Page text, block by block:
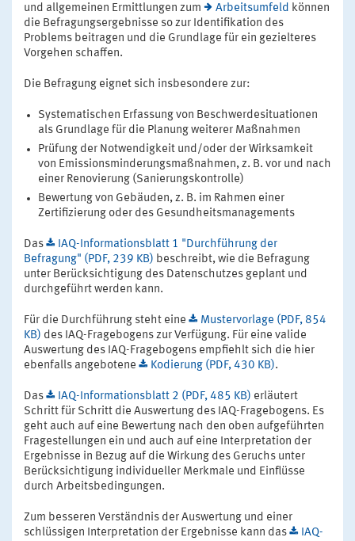
und allgemeinen Ermittlungen zum
Arbeitsumfeld können
die Befragungsergebnisse so zur Identifikation des
Problems beitragen und die Grundlage für ein gezielteres
Vorgehen schaffen.
Die Befragung eignet sich insbesondere zur:
Systematischen Erfassung von Beschwerdesituationen
als Grundlage für die Planung weiterer Maßnahmen
Prüfung der Notwendigkeit und/oder der Wirksamkeit
von Emissionsminderungsmaßnahmen, z. B. vor und nach
einer Renovierung (Sanierungskontrolle)
Bewertung von Gebäuden, z. B. im Rahmen einer
Zertifizierung oder des Gesundheitsmanagements
Das
IAQ-Informationsblatt 1 "Durchführung der
Befragung" (PDF, 239 KB) beschreibt, wie die Befragung
unter Berücksichtigung des Datenschutzes geplant und
durchgeführt werden kann.
Für die Durchführung steht eine
Mustervorlage (PDF, 854
KB) des IAQ-Fragebogens zur Verfügung. Für eine valide
Auswertung des IAQ-Fragebogens empfiehlt sich die hier
ebenfalls angebotene
Kodierung (PDF, 430 KB).
Das IAQ-Informationsblatt 2 (PDF, 485 KB) erläutert
Schritt für Schritt die Auswertung des IAQ-Fragebogens. Es
geht auch auf eine Bewertung nach den oben aufgeführten
Fragestellungen ein und auch auf eine Interpretation der
Ergebnisse in Bezug auf die Wirkung des Geruchs unter
Berücksichtigung individueller Merkmale und Einflüsse
durch Arbeitsbedingungen.
Zum besseren Verständnis der Auswertung und einer
schlüssigen Interpretation der Ergebnisse kann das
IAQ-